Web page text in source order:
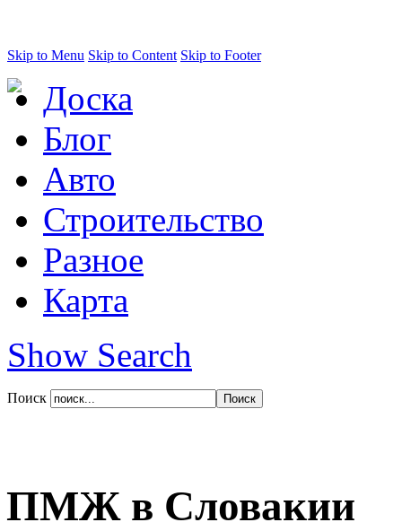
Skip to Menu Skip to Content Skip to Footer
Доска
Блог
Авто
Строительство
Разное
Карта
Show Search
Поиск
ПМЖ в Словакии